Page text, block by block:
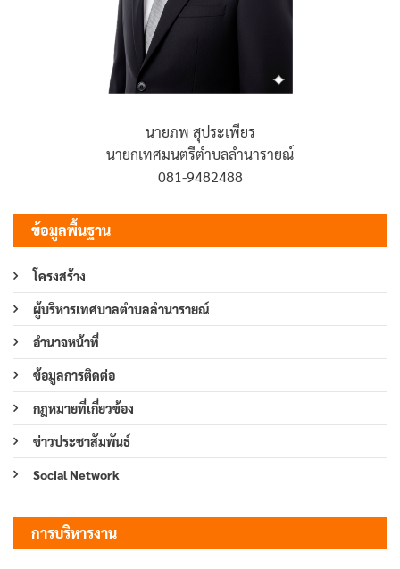
นายภพ สุประเพียร
นายกเทศมนตรีตำบลลำนารายณ์
081-9482488
ข้อมูลพื้นฐาน
โครงสร้าง
ผู้บริหารเทศบาลตำบลลำนารายณ์
อำนาจหน้าที่
ข้อมูลการติดต่อ
กฎหมายที่เกี่ยวข้อง
ข่าวประชาสัมพันธ์
Social Network
การบริหารงาน